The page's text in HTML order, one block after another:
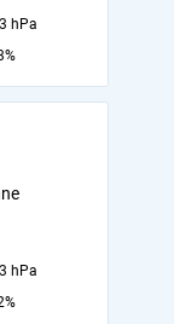
hPa
hPa